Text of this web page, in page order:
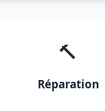
🔨
Réparation